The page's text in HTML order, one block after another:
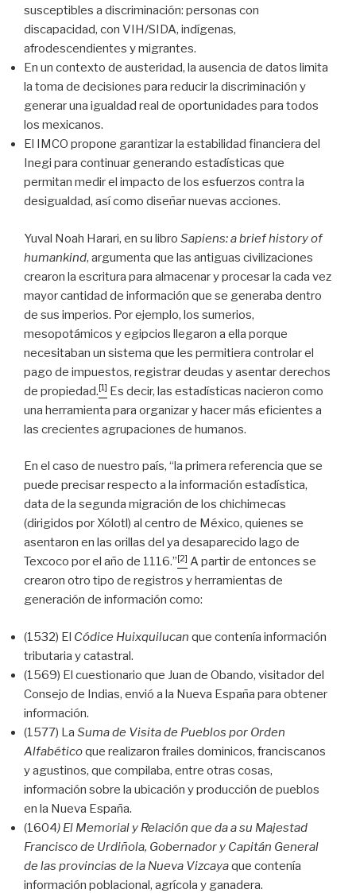
susceptibles a discriminación: personas con
discapacidad, con VIH/SIDA, indígenas,
afrodescendientes y migrantes.
En un contexto de austeridad, la ausencia de datos limita
la toma de decisiones para reducir la discriminación y
generar una igualdad real de oportunidades para todos
los mexicanos.
El IMCO propone garantizar la estabilidad financiera del
Inegi para continuar generando estadísticas que
permitan medir el impacto de los esfuerzos contra la
desigualdad, así como diseñar nuevas acciones.
Yuval Noah Harari, en su libro Sapiens: a brief history of
humankind, argumenta que las antiguas civilizaciones
crearon la escritura para almacenar y procesar la cada vez
mayor cantidad de información que se generaba dentro
de sus imperios. Por ejemplo, los sumerios,
mesopotámicos y egipcios llegaron a ella porque
necesitaban un sistema que les permitiera controlar el
pago de impuestos, registrar deudas y asentar derechos
de propiedad.[1] Es decir, las estadísticas nacieron como
una herramienta para organizar y hacer más eficientes a
las crecientes agrupaciones de humanos.
En el caso de nuestro país, “la primera referencia que se
puede precisar respecto a la información estadística,
data de la segunda migración de los chichimecas
(dirigidos por Xólotl) al centro de México, quienes se
asentaron en las orillas del ya desaparecido lago de
Texcoco por el año de 1116.”[2] A partir de entonces se
crearon otro tipo de registros y herramientas de
generación de información como:
(1532) El Códice Huixquilucan que contenía información
tributaria y catastral.
(1569) El cuestionario que Juan de Obando, visitador del
Consejo de Indias, envió a la Nueva España para obtener
información.
(1577) La Suma de Visita de Pueblos por Orden
Alfabéticoque realizaron frailes dominicos, franciscanos
y agustinos, que compilaba, entre otras cosas,
información sobre la ubicación y producción de pueblos
en la Nueva España.
(1604) El Memorial y Relación que da a su Majestad
Francisco de Urdiñola, Gobernador y Capitán General
de las provincias de la Nueva Vizcayaque contenía
información poblacional, agrícola y ganadera.